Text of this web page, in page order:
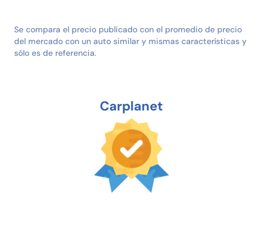
Se compara el precio publicado con el promedio de precio
del mercado con un auto similar y mismas características y
sólo es de referencia.
Carplanet